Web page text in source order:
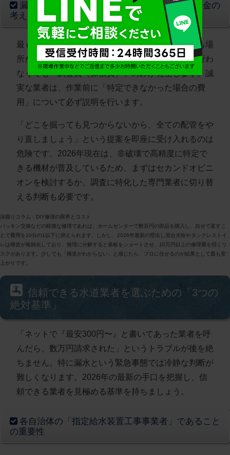
漏水箇所が不明な場合の「探索費用」と追加料金の
考え方
最もトラブルになりやすいのが、数時間の調査でも場
所が特定できないケースです。この場合、修理を行わ
なくても「調査費（探索費）」のみが発生します。誠
実な業者は、作業前に「特定できなかった場合の費
用」について必ず説明を行います。
「どこを掘っても見つからないから、全ての配管をや
り直しましょう」という提案を即座に受け入れるのは
危険です。2026年現在は、非破壊で高精度に特定で
きる機材が普及しているため、まずはセカンドオピニ
オンを検討するか、調査に特化した専門業者に切り替
える判断も必要です。
深掘りコラム：DIY修理の限界とコスト
パッキン交換などの軽微な修理であれば、ホームセンターで数百円の部品を購入し、自分で直すこ
とで費用を10分の1以下に抑えられます。しかし、2026年最新の壁出し混合水栓やタンクレストイ
レは構造が複雑化しており、無理に分解すると基板をショートさせ、10万円以上の修理費を招くリ
スクがあります。少しでも「構造がわからない」と感じたら、プロに任せるのが結果として最も安
上がりです。
信頼できる水道業者を選ぶための「3つの
絶対基準」
「ネットで『最安300円〜』と書いてあった業者を呼
んだら、数万円請求された」というトラブルが後を絶
ちません。特に漏水という緊急事態では冷静な判断が
難しくなります。2026年の最新の手口を把握し、信
頼できる業者を見極める基準を持ちましょう。
各自治体の「指定給水装置工事事業者」であること
の重要性